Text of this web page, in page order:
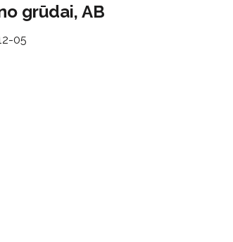
grūdai, AB
05